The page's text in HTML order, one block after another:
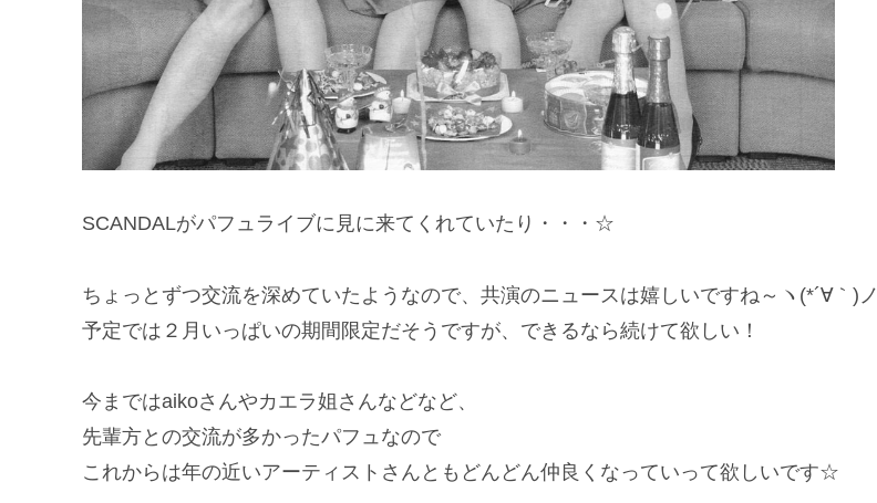
SCANDALがパフュライブに見に来てくれていたり・・・☆
ちょっとずつ交流を深めていたようなので、共演のニュースは嬉しいですね～ヽ(*´∀｀)ノ
予定では２月いっぱいの期間限定だそうですが、できるなら続けて欲しい！
今まではaikoさんやカエラ姐さんなどなど、
先輩方との交流が多かったパフュなので
これからは年の近いアーティストさんともどんどん仲良くなっていって欲しいです☆